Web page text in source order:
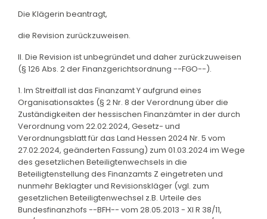
Die Klägerin beantragt,
die Revision zurückzuweisen.
II. Die Revision ist unbegründet und daher zurückzuweisen
(§ 126 Abs. 2 der Finanzgerichtsordnung --FGO--).
1. Im Streitfall ist das Finanzamt Y aufgrund eines
Organisationsaktes (§ 2 Nr. 8 der Verordnung über die
Zuständigkeiten der hessischen Finanzämter in der durch
Verordnung vom 22.02.2024, Gesetz- und
Verordnungsblatt für das Land Hessen 2024 Nr. 5 vom
27.02.2024, geänderten Fassung) zum 01.03.2024 im Wege
des gesetzlichen Beteiligtenwechsels in die
Beteiligtenstellung des Finanzamts Z eingetreten und
nunmehr Beklagter und Revisionskläger (vgl. zum
gesetzlichen Beteiligtenwechsel z.B. Urteile des
Bundesfinanzhofs --BFH-- vom 28.05.2013 - XI R 38/11,